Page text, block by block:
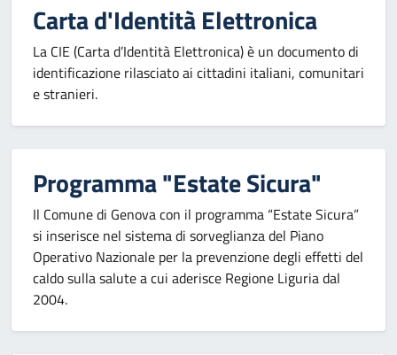
Carta d'Identità Elettronica
La CIE (Carta d’Identità Elettronica) è un documento di
identificazione rilasciato ai cittadini italiani, comunitari
e stranieri.
Programma "Estate Sicura"
Il Comune di Genova con il programma “Estate Sicura”
si inserisce nel sistema di sorveglianza del Piano
Operativo Nazionale per la prevenzione degli effetti del
caldo sulla salute a cui aderisce Regione Liguria dal
2004.